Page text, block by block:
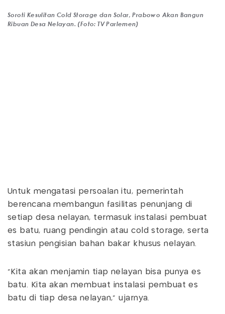
Soroti Kesulitan Cold Storage dan Solar, Prabowo Akan Bangun
Ribuan Desa Nelayan. (Foto: TV Parlemen)
Untuk mengatasi persoalan itu, pemerintah
berencana membangun fasilitas penunjang di
setiap desa nelayan, termasuk instalasi pembuat
es batu, ruang pendingin atau cold storage, serta
stasiun pengisian bahan bakar khusus nelayan.
“Kita akan menjamin tiap nelayan bisa punya es
batu. Kita akan membuat instalasi pembuat es
batu di tiap desa nelayan,” ujarnya.